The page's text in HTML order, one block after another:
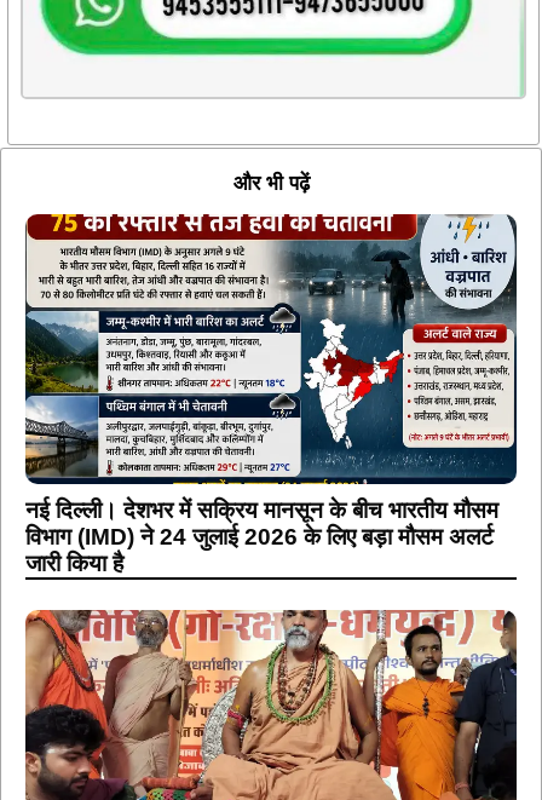
और भी पढ़ें
नई दिल्ली। देशभर में सक्रिय मानसून के बीच भारतीय मौसम
विभाग (IMD) ने 24 जुलाई 2026 के लिए बड़ा मौसम अलर्ट
जारी किया है